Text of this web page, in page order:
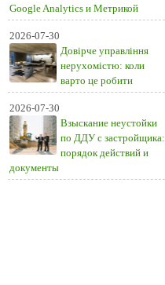
Google Analytics и Метрикой
2026-07-30
Довірче управління
нерухомістю: коли
варто це робити
2026-07-30
Взыскание неустойки
по ДДУ с застройщика:
порядок действий и
документы